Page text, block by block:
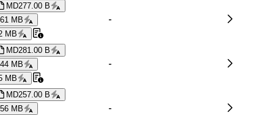
MD277.00 B
MB
MB
-
MD281.00 B
MB
MB
-
MD257.00 B
MB
-